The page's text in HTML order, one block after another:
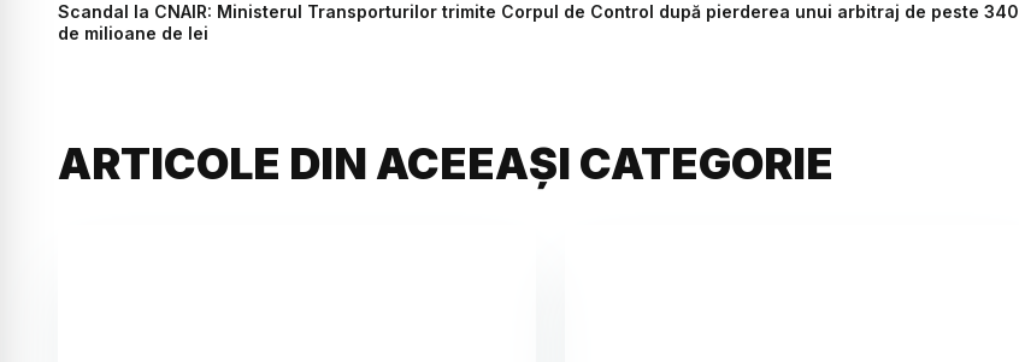
Scandal la CNAIR: Ministerul Transporturilor trimite Corpul de Control după pierderea unui arbitraj de peste 340
de milioane de lei
ARTICOLE DIN ACEEAȘI CATEGORIE